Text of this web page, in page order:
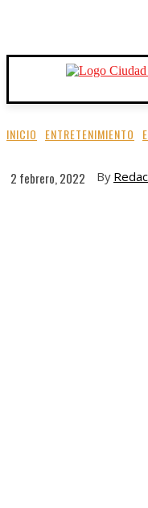
INICIO ENTRETENIMIENTO
2 febrero, 2022 By